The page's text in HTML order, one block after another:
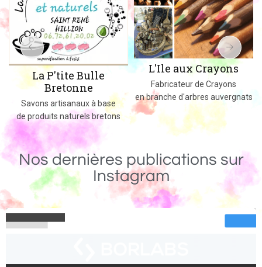
L'Ile aux Crayons
Fabricateur de Crayons
en branche d'arbres auvergnats
Un Monde de Bois
Des jeux, jouets et objets en bois
massif fabriqués dans le 02
Nos dernières publications sur
Instagram